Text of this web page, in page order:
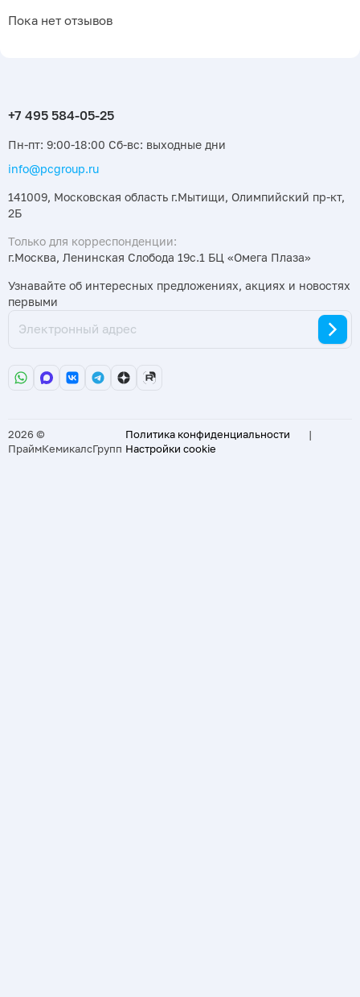
Пока нет отзывов
Пн-пт: 9:00-18:00 Сб-вс: выходные дни
info@pcgroup.ru
141009, Московская область г.Мытищи, Олимпийский пр-кт,
2Б
Только для корреспонденции:
г.Москва, Ленинская Слобода 19с.1 БЦ «Омега Плаза»
Узнавайте об интересных предложениях, акциях и новостях
первыми
2026 ©
ПраймКемикалсГрупп
Политика конфиденциальности
|
Настройки cookie